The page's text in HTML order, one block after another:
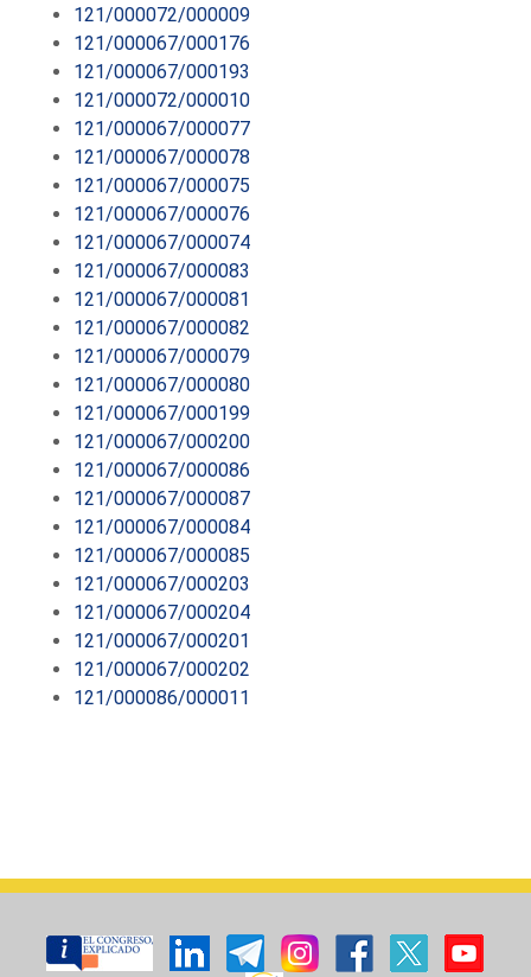
121/000072/000009
121/000067/000176
121/000067/000193
121/000072/000010
121/000067/000077
121/000067/000078
121/000067/000075
121/000067/000076
121/000067/000074
121/000067/000083
121/000067/000081
121/000067/000082
121/000067/000079
121/000067/000080
121/000067/000199
121/000067/000200
121/000067/000086
121/000067/000087
121/000067/000084
121/000067/000085
121/000067/000203
121/000067/000204
121/000067/000201
121/000067/000202
121/000086/000011